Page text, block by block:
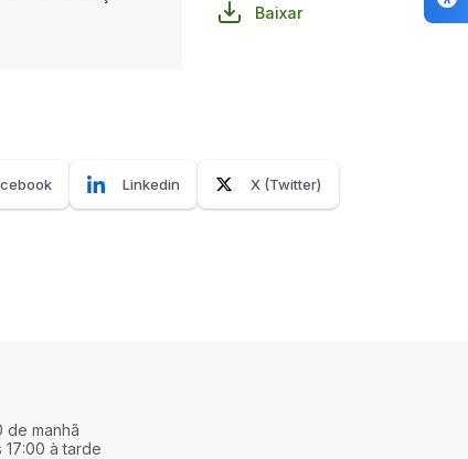
Baixar
Linkedin X (Twitter)
de manhã
17:00 à tarde